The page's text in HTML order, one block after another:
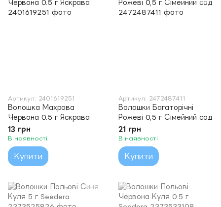
Артикул: 2401619251
Волошка Махрова
Червона 0.5 г Яскрава
13 грн
В наявності
Купити
Артикул: 2472487411
Волошки Багаторічні
Рожеві 0,5 г Сімейний сад
21 грн
В наявності
Купити